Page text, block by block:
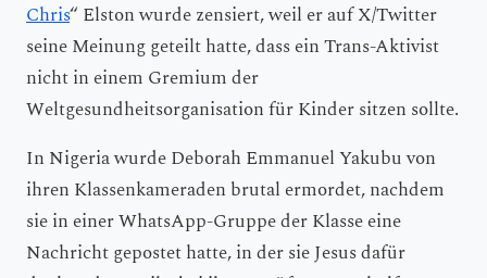
Chris“ Elston wurde zensiert, weil er auf X/Twitter
seine Meinung geteilt hatte, dass ein Trans-Aktivist
nicht in einem Gremium der
Weltgesundheitsorganisation für Kinder sitzen sollte.
In Nigeria wurde Deborah Emmanuel Yakubu von
ihren Klassenkameraden brutal ermordet, nachdem
sie in einer WhatsApp-Gruppe der Klasse eine
Nachricht gepostet hatte, in der sie Jesus dafür